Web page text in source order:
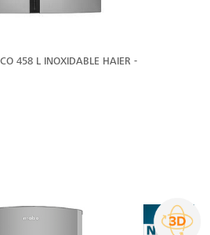
458 L INOXIDABLE HAIER -